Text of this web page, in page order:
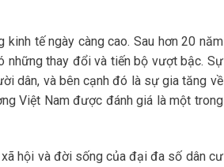
tế ngày càng cao. Sau hơn 20 năm
những thay đổi và tiến bộ vượt bậc. Sự
dân, và bên cạnh đó là sự gia tăng về
Việt Nam được đánh giá là một trong
hội và đời sống của đại đa số dân cư